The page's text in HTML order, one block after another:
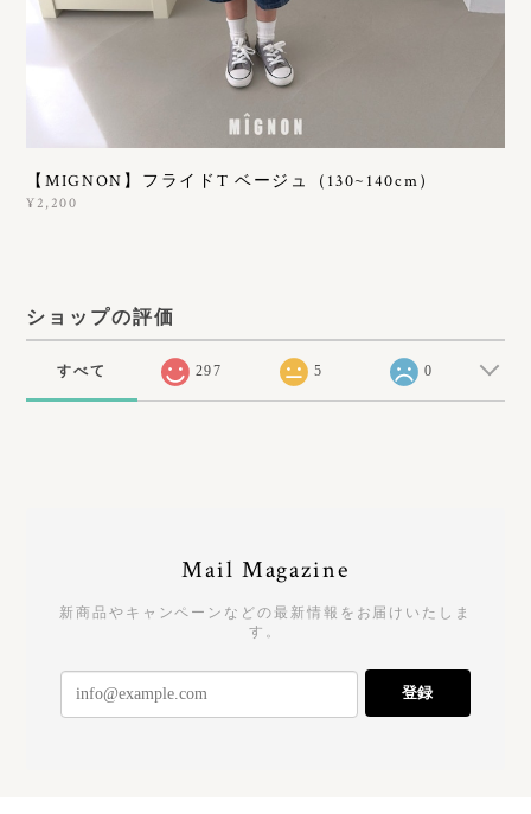
【MIGNON】フライドT ベージュ（130~140cm）
¥2,200
ショップの評価
すべて 297 5 0
Mail Magazine
新商品やキャンペーンなどの最新情報をお届けいたしま
す。
登録